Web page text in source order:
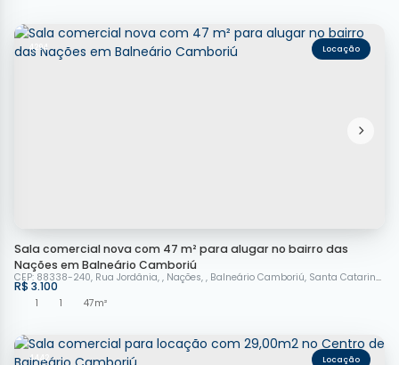
4294
Sala comercial nova com 47 m² para alugar no bairro das
Nações em Balneário Camboriú
R$ 3.100
CEP: 88338-240, Rua Jordânia , Nações , Balneário Camboriú, Santa Catarina
1
1 47m²
4442